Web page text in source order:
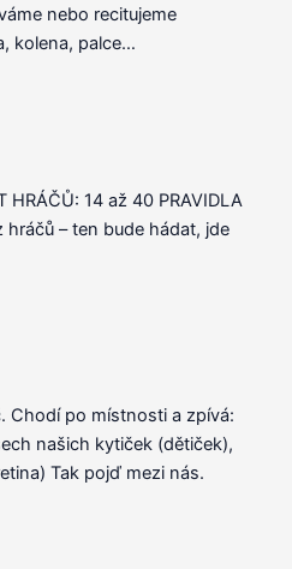
nebo recitujeme
kolena, palce…
HRÁČŮ: 14 až 40 PRAVIDLA
hráčů – ten bude hádat, jde
Chodí po místnosti a zpívá:
našich kytiček (dětiček),
Tak pojď mezi nás.